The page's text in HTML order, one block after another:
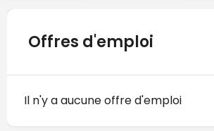
Offres d'emploi
Il n'y a aucune offre d'emploi